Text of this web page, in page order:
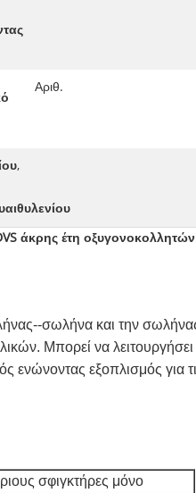
Αριθ.
,
άκρης έτη οξυγονοκολλητών
σωλήνα και την
Μπορεί να λειτουργήσει
ενώνοντας εξοπλισμός για
σφιγκτήρες μόνο